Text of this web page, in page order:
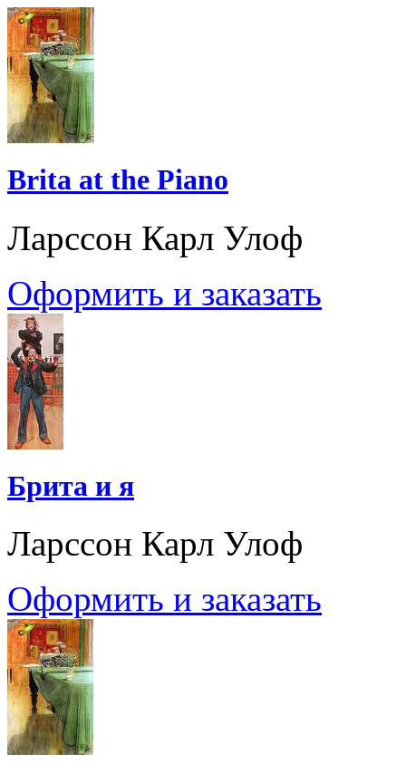
Brita at the Piano
Ларссон Карл Улоф
Оформить и заказать
Брита и я
Ларссон Карл Улоф
Оформить и заказать